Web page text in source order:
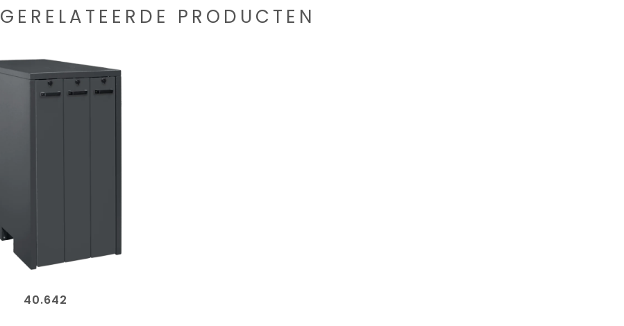
GERELATEERDE PRODUCTEN
40.642